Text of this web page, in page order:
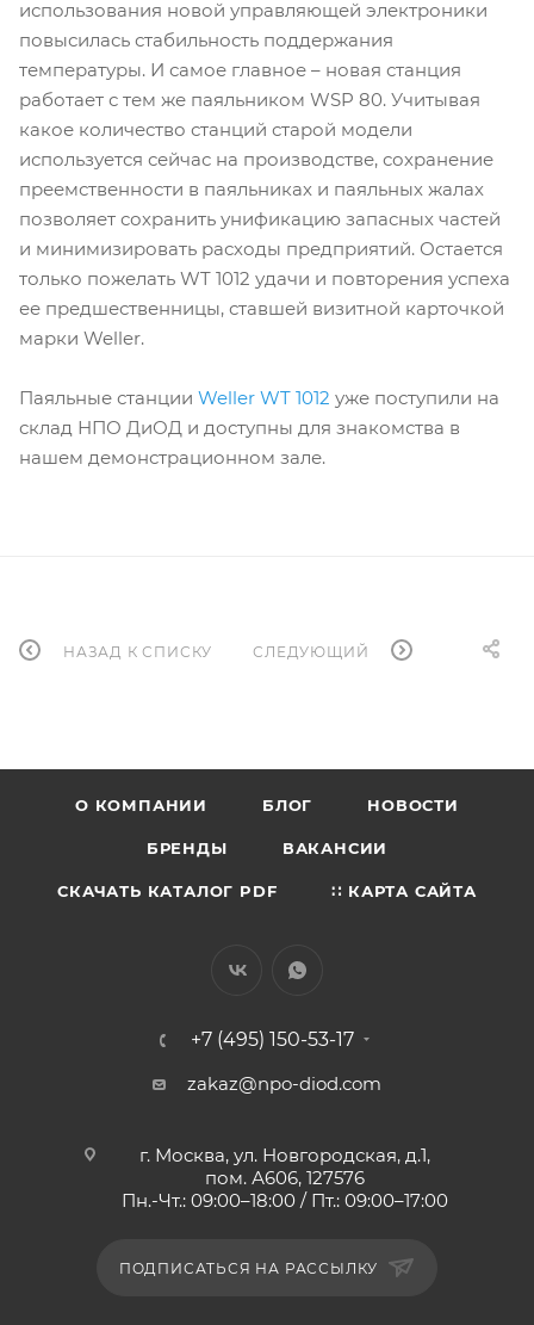
использования новой управляющей электроники
повысилась стабильность поддержания
температуры. И самое главное – новая станция
работает с тем же паяльником WSP 80. Учитывая
какое количество станций старой модели
используется сейчас на производстве, сохранение
преемственности в паяльниках и паяльных жалах
позволяет сохранить унификацию запасных частей
и минимизировать расходы предприятий. Остается
только пожелать WT 1012 удачи и повторения успеха
ее предшественницы, ставшей визитной карточкой
марки Weller.
Паяльные станции Weller WT 1012 уже поступили на
склад НПО ДиОД и доступны для знакомства в
нашем демонстрационном зале.
НАЗАД К СПИСКУ СЛЕДУЮЩИЙ
О КОМПАНИИ БЛОГ НОВОСТИ
БРЕНДЫ ВАКАНСИИ
СКАЧАТЬ КАТАЛОГ PDF ∷ КАРТА САЙТА
+7 (495) 150-53-17
zakaz@npo-diod.com
г. Москва, ул. Новгородская, д.1,
пом. А606, 127576
Пн.-Чт.: 09:00–18:00 / Пт.: 09:00–17:00
ПОДПИСАТЬСЯ НА РАССЫЛКУ